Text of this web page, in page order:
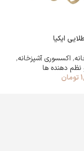
ایکیا
, اکسسوری آشپزخانه,
نظم دهنده ها
تومان